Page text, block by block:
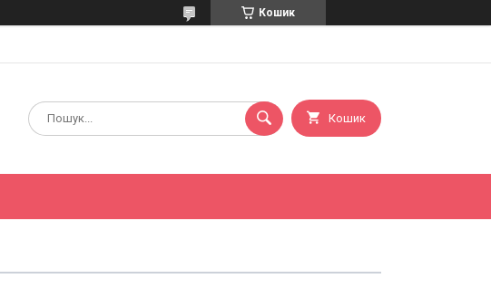
Кошик
Кошик